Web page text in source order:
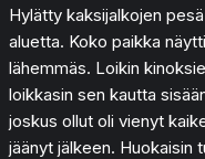
Hylätty kaksijalkojen
aluetta. Koko paikka
lähemmäs. Loikin
loikkasin sen kautta
joskus ollut oli vienyt
jäänyt jälkeen. Huokaisin